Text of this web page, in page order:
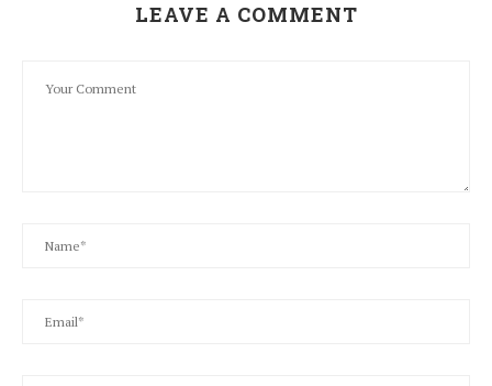
LEAVE A COMMENT